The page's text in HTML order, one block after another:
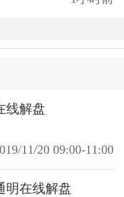
线解盘
11/20 09:00-11:00
明在线解盘